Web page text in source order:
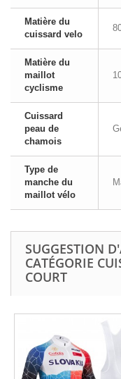
Matière du
cuissard velo
Matière du
maillot
cyclisme
Cuissard
peau de
chamois
Type de
manche du
maillot vélo
SUGGESTION
CATÉGORIE
COURT